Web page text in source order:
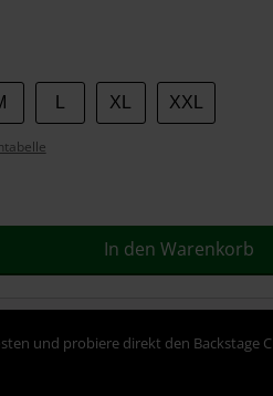
XL XXL
In den Warenkorb
und probiere direkt den Backstage